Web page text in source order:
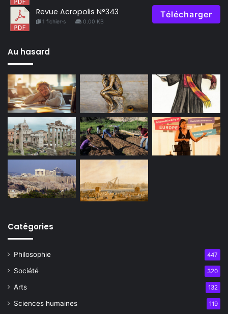
Revue Acropolis N°343
1 fichier·s 0.00 KB
Télécharger
Au hasard
Catégories
Philosophie 447
Société 320
Arts 132
Sciences humaines 119